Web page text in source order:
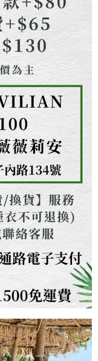
發現惡意使用之情形，
並採取法律行動。